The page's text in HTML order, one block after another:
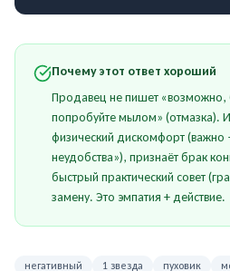
Почему этот ответ хороший
Продавец не пишет «возможно,
попробуйте мылом» (отмазка).
физический дискомфорт
неудобства»), признаёт брак
быстрый практический совет
замену. Это эмпатия + действие.
негативный 1 звезда пуховик